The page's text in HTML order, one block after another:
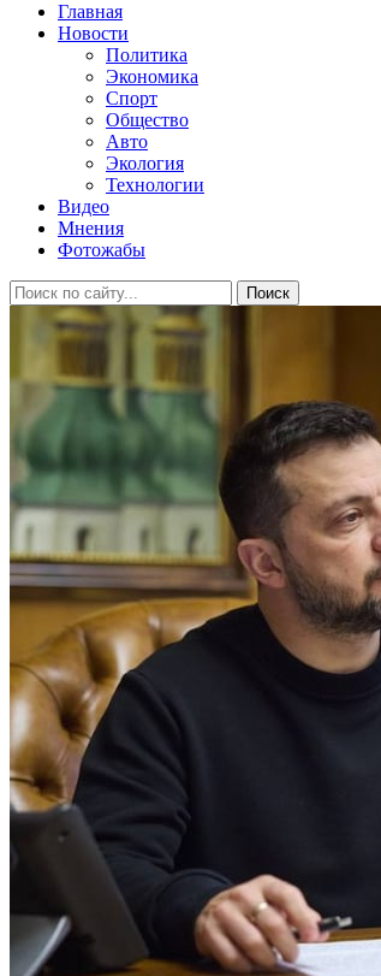
Главная
Новости
Политика
Экономика
Спорт
Общество
Авто
Экология
Технологии
Видео
Мнения
Фотожабы
Поиск